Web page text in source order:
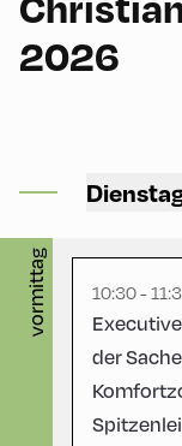
2026
vormittag
Bikerei
10:30 -
der